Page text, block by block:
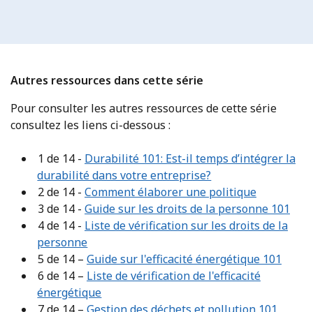
Autres ressources dans cette série
Pour consulter les autres ressources de cette série
consultez les liens ci-dessous :
1 de 14 - Durabilité 101: Est-il temps d’intégrer la
durabilité dans votre entreprise?
2 de 14 - Comment élaborer une politique
3 de 14 - Guide sur les droits de la personne 101
4 de 14 - Liste de vérification sur les droits de la
personne
5 de 14 – Guide sur l'efficacité énergétique 101
6 de 14 – Liste de vérification de l'efficacité
énergétique